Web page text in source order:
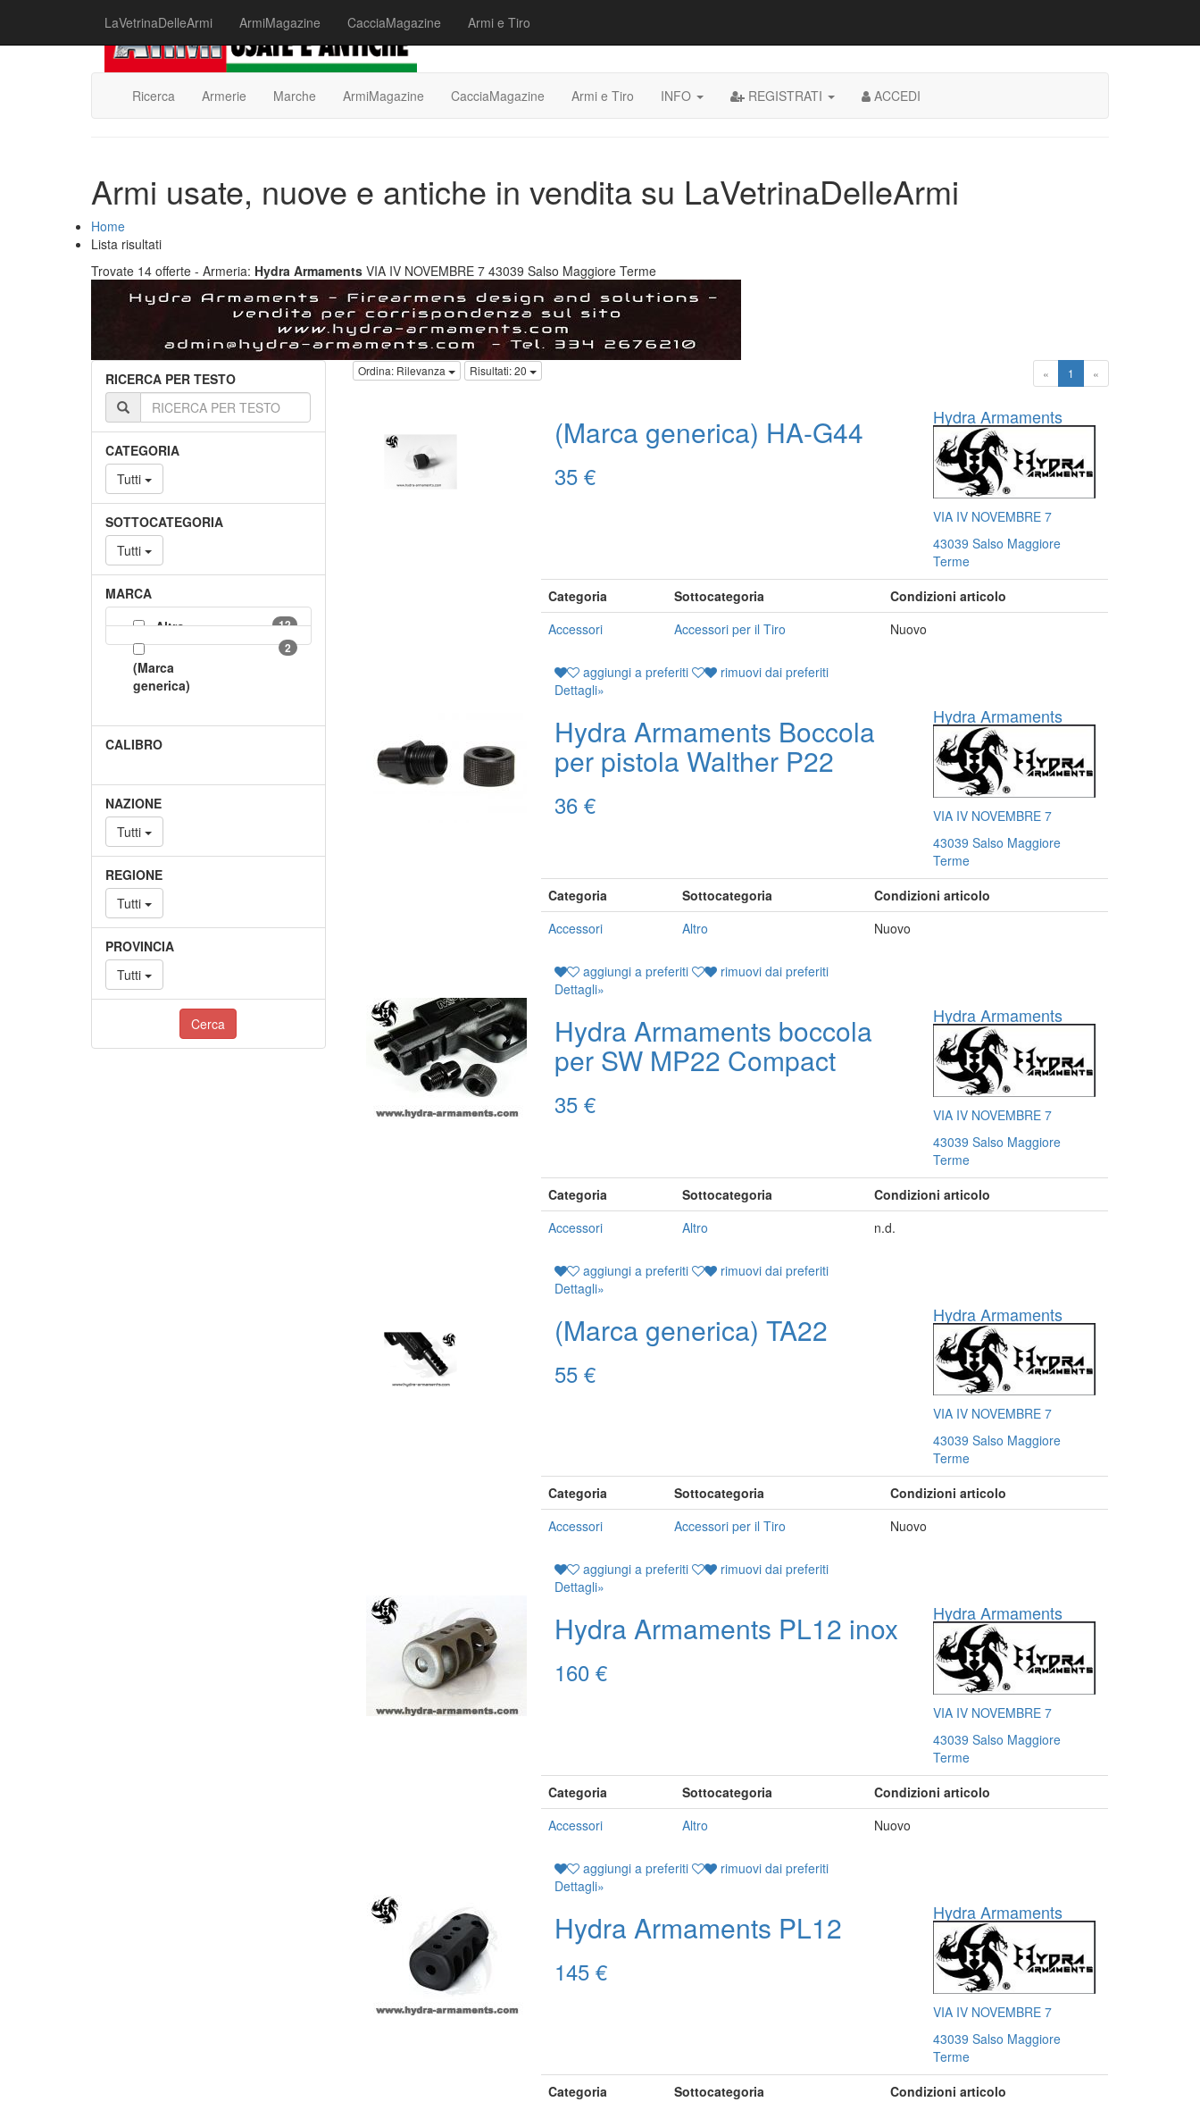
LaVetrinaDelleArmi ArmiMagazine CacciaMagazine Armi e Tiro
Ricerca Armerie Marche ArmiMagazine CacciaMagazine Armi e Tiro INFO REGISTRATI ACCEDI
Armi usate, nuove e antiche in vendita su LaVetrinaDelleArmi
Home
Lista risultati
Trovate 14 offerte - Armeria: Hydra Armaments VIA IV NOVEMBRE 7 43039 Salso Maggiore Terme
RICERCA PER TESTO
CATEGORIA
Tutti
SOTTOCATEGORIA
Tutti
MARCA
...Altro...
12
(Marca
generica)
2
CALIBRO
NAZIONE
Tutti
REGIONE
Tutti
PROVINCIA
Tutti
Cerca
Ordina: Rilevanza Risultati: 20 « 1 «
(Marca generica) HA-G44
35 €
Hydra Armaments
VIA IV NOVEMBRE 7
43039 Salso Maggiore
Terme
Categoria
Sottocategoria
Condizioni articolo
Accessori
Accessori per il Tiro Nuovo
aggiungi a preferiti
rimuovi dai preferiti
Dettagli»
Hydra Armaments Boccola
per pistola Walther P22
36 €
Hydra Armaments
VIA IV NOVEMBRE 7
43039 Salso Maggiore
Terme
Categoria
Sottocategoria
Condizioni articolo
Accessori
Altro Nuovo
aggiungi a preferiti
rimuovi dai preferiti
Dettagli»
Hydra Armaments boccola
per SW MP22 Compact
35 €
Hydra Armaments
VIA IV NOVEMBRE 7
43039 Salso Maggiore
Terme
Categoria
Sottocategoria
Condizioni articolo
Accessori
Altro n.d.
aggiungi a preferiti
rimuovi dai preferiti
Dettagli»
(Marca generica) TA22
55 €
Hydra Armaments
VIA IV NOVEMBRE 7
43039 Salso Maggiore
Terme
Categoria
Sottocategoria
Condizioni articolo
Accessori
Accessori per il Tiro Nuovo
aggiungi a preferiti
rimuovi dai preferiti
Dettagli»
Hydra Armaments PL12 inox
160 €
Hydra Armaments
VIA IV NOVEMBRE 7
43039 Salso Maggiore
Terme
Categoria
Sottocategoria
Condizioni articolo
Accessori
Altro Nuovo
aggiungi a preferiti
rimuovi dai preferiti
Dettagli»
Hydra Armaments PL12
145 €
Hydra Armaments
VIA IV NOVEMBRE 7
43039 Salso Maggiore
Terme
Categoria
Sottocategoria
Condizioni articolo